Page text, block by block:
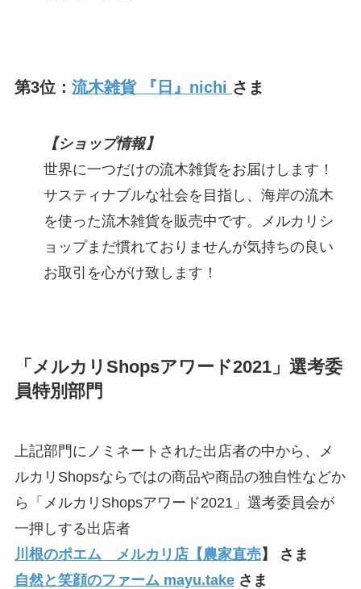
第3位： 流木雑貨 『日』nichi さま
【ショップ情報】
世界に一つだけの流木雑貨をお届けします！
サスティナブルな社会を目指し、海岸の流木
を使った流木雑貨を販売中です。メルカリシ
ョップまだ慣れておりませんが気持ちの良い
お取引を心がけ致します！
「メルカリShopsアワード2021」選考委
員特別部門
上記部門にノミネートされた出店者の中から、メ
ルカリShopsならではの商品や商品の独自性などか
ら「メルカリShopsアワード2021」選考委員会が
一押しする出店者
川根のポエム メルカリ店【農家直売】 さま
自然と笑顔のファーム mayu.takeさま